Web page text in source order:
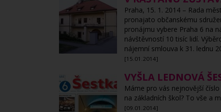
Praha, 15. 1. 2014 – Rada
pronajato občanskému
pronájmu vybere Praha 6 na
návštěvností 10 tisíc lidí.
nájemní smlouva k 31. lednu
[15.01.2014]
VYŠLA LEDNOVÁ
Máme pro vás nejnovější
na základních škol? To vše a
[09.01.2014]